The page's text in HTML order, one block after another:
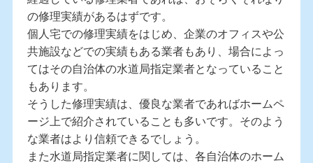
の修理実績があるはずです。
個人宅での修理実績をはじめ、企業のオフィスや公
共施設などでの実績もある業者もあり、場合によっ
てはその自治体の水道局指定業者となっていること
もあります。
そうした修理実績は、優良な業者であればホームペ
ージ上で紹介されていることも多いです。そのよう
な業者はより信頼できるでしょう。
また水道局指定業者に関しては、各自治体のホーム